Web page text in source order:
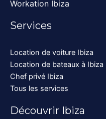
Workation Ibiza
Services
Location de voiture Ibiza
Location de bateaux à Ibiza
Chef privé Ibiza
Tous les services
Découvrir Ibiza